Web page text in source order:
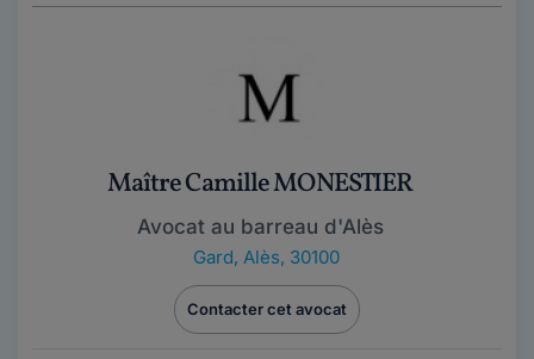
Maître Camille MONESTIER
Avocat au barreau d'Alès
Gard, Alès, 30100
Contacter cet avocat